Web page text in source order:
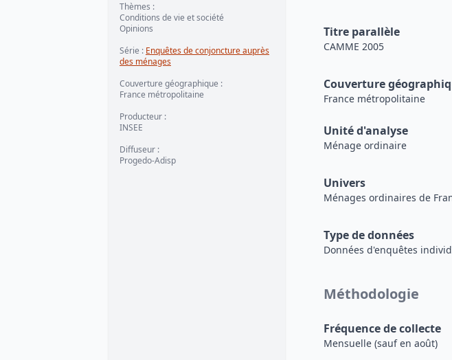
Thèmes :
Conditions de vie et société
Opinions
Série : Enquêtes de conjoncture auprès
des ménages
Couverture géographique :
France métropolitaine
Producteur :
INSEE
Diffuseur :
Progedo-Adisp
Titre parallèle
CAMME 2005
Couverture
France métropolitaine
Unité d'analyse
Ménage ordinaire
Univers
Ménages ordinaires de
Type de données
Données d'enquêtes
Méthodologie
Fréquence de collecte
Mensuelle (sauf en août)